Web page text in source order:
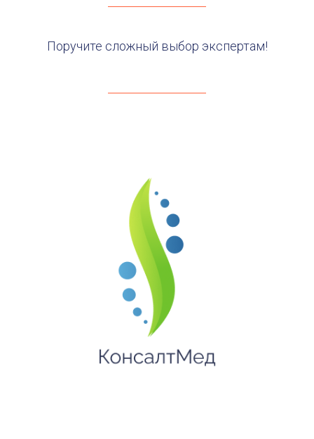
Поручите сложный выбор экспертам!